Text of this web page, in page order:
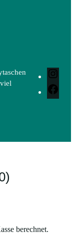
berechnet.